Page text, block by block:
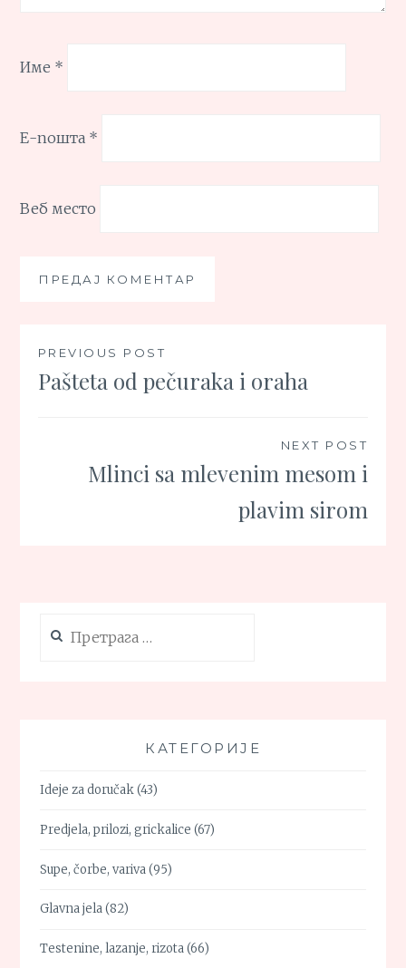
Име *
Е-пошта *
Веб место
Кретање
чланка
PREVIOUS POST
Pašteta od pečuraka i oraha
NEXT POST
Mlinci sa mlevenim mesom i
plavim sirom
за:
КАТЕГОРИЈЕ
Ideje za doručak(43)
Predjela, prilozi, grickalice (67)
Supe, čorbe, variva(95)
Glavna jela(82)
Testenine, lazanje, rizota(66)